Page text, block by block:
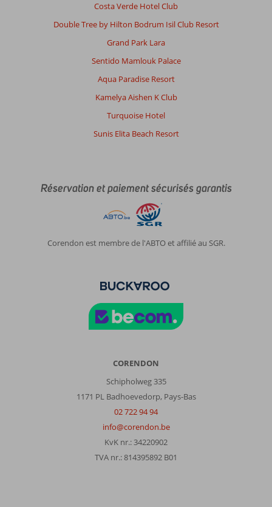
Costa Verde Hotel Club
Double Tree by Hilton Bodrum Isil Club Resort
Grand Park Lara
Sentido Mamlouk Palace
Aqua Paradise Resort
Kamelya Aishen K Club
Turquoise Hotel
Sunis Elita Beach Resort
Réservation et paiement sécurisés garantis
Corendon est membre de l'ABTO et affilié au SGR.
CORENDON
Schipholweg 335
1171 PL Badhoevedorp, Pays-Bas
02 722 94 94
info@corendon.be
KvK nr.: 34220902
TVA nr.: 814395892 B01